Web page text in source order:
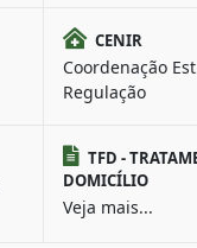
CENIR
Coordenação
Regulação
TFD -
DOMICÍLIO
Veja mais...